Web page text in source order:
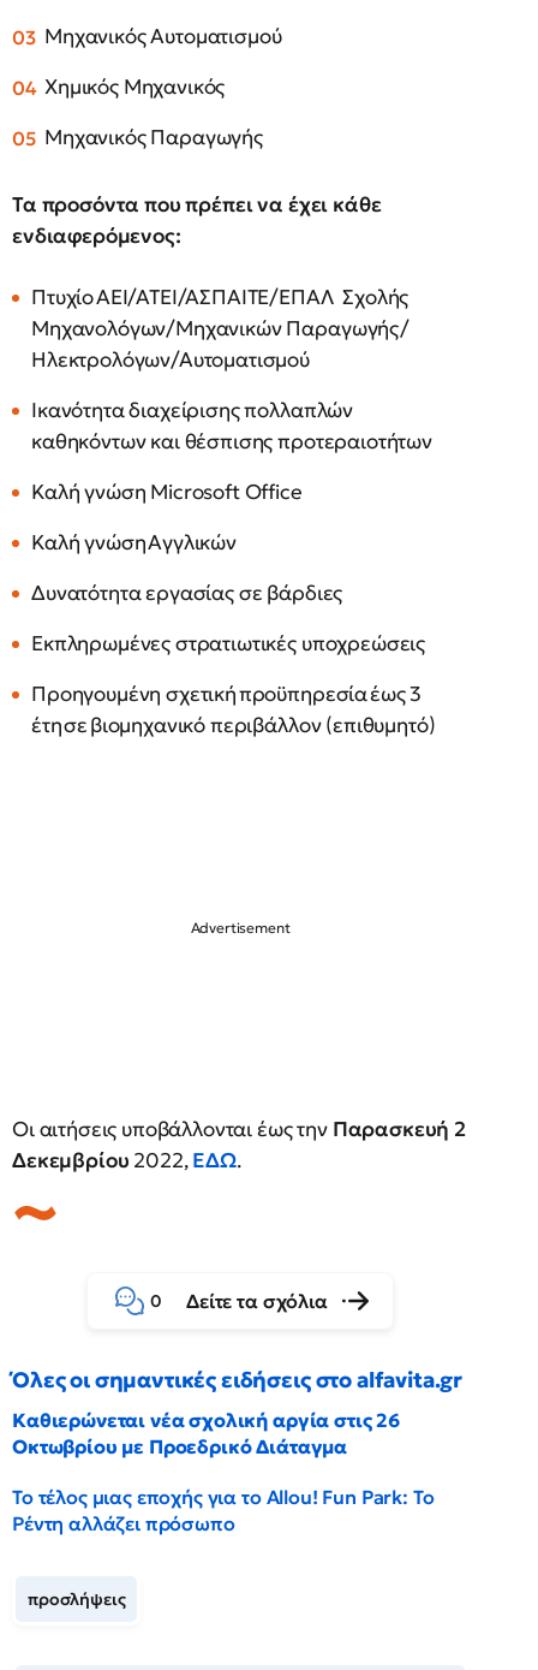
Μηχανικός Αυτοματισμού
Χημικός Μηχανικός
Μηχανικός Παραγωγής
Τα προσόντα που πρέπει να έχει κάθε
ενδιαφερόμενος:
Πτυχίο ΑΕΙ/ΑΤΕΙ/ΑΣΠΑΙΤΕ/ΕΠΑΛ Σχολής
Μηχανολόγων/Μηχανικών Παραγωγής/
Ηλεκτρολόγων/Αυτοματισμού
Ικανότητα διαχείρισης πολλαπλών
καθηκόντων και θέσπισης προτεραιοτήτων
Καλή γνώση Microsoft Office
Καλή γνώση Αγγλικών
Δυνατότητα εργασίας σε βάρδιες
Εκπληρωμένες στρατιωτικές υποχρεώσεις
Προηγουμένη σχετική προϋπηρεσία έως 3
έτη σε βιομηχανικό περιβάλλον (επιθυμητό)
Οι αιτήσεις υποβάλλονται έως την Παρασκευή 2
Δεκεμβρίου 2022,ΕΔΩ.
0 Δείτε τα σχόλια
Όλες οι σημαντικές ειδήσεις στο alfavita.gr
Καθιερώνεται νέα σχολική αργία στις 26
Οκτωβρίου με Προεδρικό Διάταγμα
Το τέλος μιας εποχής για το Allou! Fun Park: Το
Ρέντη αλλάζει πρόσωπο
προσλήψεις